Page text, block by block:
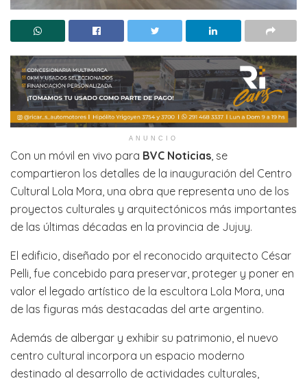
ANUNCIO
Con un móvil en vivo para BVC Noticias , se
compartieron los detalles de la inauguración del Centro
Cultural Lola Mora, una obra que representa uno de los
proyectos culturales y arquitectónicos más importantes
de las últimas décadas en la provincia de Jujuy.
El edificio, diseñado por el reconocido arquitecto César
Pelli, fue concebido para preservar, proteger y poner en
valor el legado artístico de la escultora Lola Mora, una
de las figuras más destacadas del arte argentino.
Además de albergar y exhibir su patrimonio, el nuevo
centro cultural incorpora un espacio moderno
destinado al desarrollo de actividades culturales,